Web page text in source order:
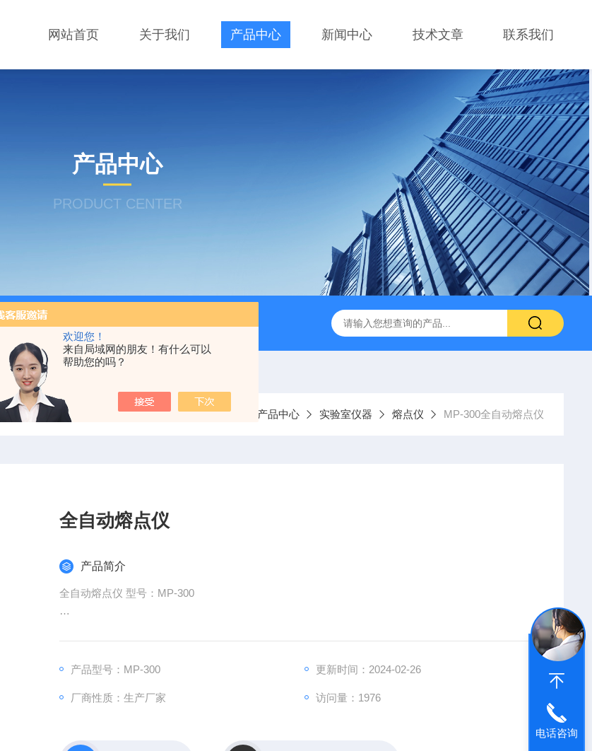
欢迎您！
来自局域网的朋友！有什么可以
帮助您的吗？
网站首页 关于我们 产品中心 新闻中心 技术文章 联系我们
产品中心
PRODUCT CENTER
全能型薄层色谱扫描仪 CS-300轨道式摇床 JKG-203新型冷原子吸收测汞仪
当前位置：首页 产品中心 实验室仪器 熔点仪 MP-300全自动熔点仪
全自动熔点仪
产品简介
全自动熔点仪 型号：MP-300
采用平板电脑作为核心控制和显示单元，*结合高精度控温技术和高清视频摄像技术，不但为用户提供
准确、稳定、可靠的测试结果，还为用户带来便捷的测试感受。
产品型号：MP-300 更新时间：2024-02-26
厂商性质：生产厂家 访问量：1976
电话咨询